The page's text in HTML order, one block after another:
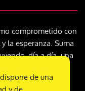
comprometido con
la esperanza. Suma
día a día, una
del trabajo
de una